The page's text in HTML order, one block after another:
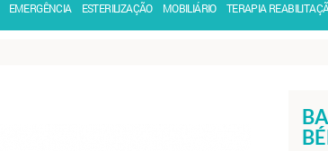
EMERGÊNCIA ESTERILIZAÇÃO MOBILIÁRIO TERAPIA